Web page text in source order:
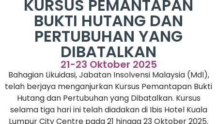
KURSUS PEMANTAPAN
BUKTI HUTANG DAN
PERTUBUHAN YANG
DIBATALKAN
21-23 Oktober 2025
Bahagian Likuidasi, Jabatan Insolvensi Malaysia (MdI),
telah berjaya menganjurkan Kursus Pemantapan Bukti
Hutang dan Pertubuhan yang Dibatalkan. Kursus
selama tiga hari ini telah diadakan di Ibis Hotel Kuala
Lumpur City Centre pada 21 hingga 23 Oktober 2025.